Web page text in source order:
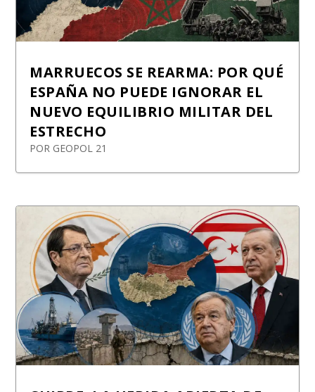
MARRUECOS SE REARMA: POR QUÉ
ESPAÑA NO PUEDE IGNORAR EL
NUEVO EQUILIBRIO MILITAR DEL
ESTRECHO
POR GEOPOL 21